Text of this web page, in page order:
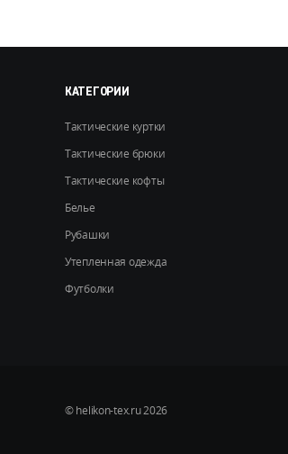
КАТЕГОРИИ
Тактические куртки
Тактические брюки
Тактические кофты
Белье
Рубашки
Утепленная одежда
Футболки
© helikon-tex.ru 2026